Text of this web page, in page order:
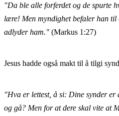
"Da ble alle forferdet og de spurte
lære! Men myndighet befaler han til
adlyder ham." (Markus 1:27)
Jesus hadde også makt til å tilgi
"Hva er lettest, å si: Dine synder
og gå? Men for at dere skal vite at